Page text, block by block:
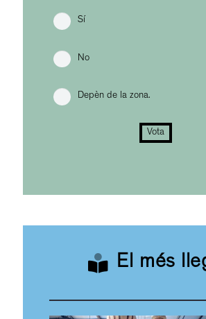
Sí
No
Depèn de la zona.
Vota
El més